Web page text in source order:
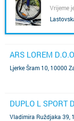
Vrijeme
ARS LOREM
Ljerke Šram 10, 10000
DUPLO L SPORT
Vladimira Ruždjaka 39,